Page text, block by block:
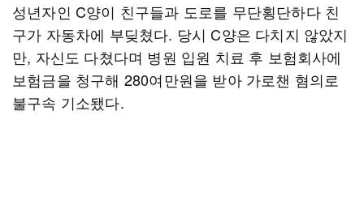
성년자인 C양이 친구들과 도로를 무단횡단하다 친
구가 자동차에 부딪쳤다. 당시 C양은 다치지 않았지
만, 자신도 다쳤다며 병원 입원 치료 후 보험회사에
보험금을 청구해 280여만원을 받아 가로챈 혐의로
불구속 기소됐다.